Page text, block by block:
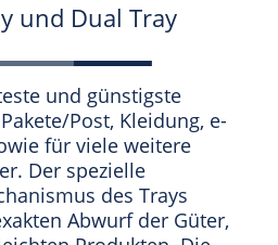
und Dual Tray
und günstigste
Post, Kleidung, e-
für viele weitere
Der spezielle
des Trays
Abwurf der Güter,